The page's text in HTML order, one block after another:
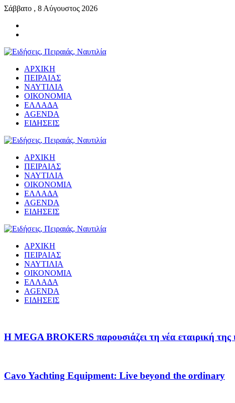
Σάββατο , 8 Αύγουστος 2026
ΑΡΧΙΚΗ
ΠΕΙΡΑΙΑΣ
ΝΑΥΤΙΛΙΑ
ΟΙΚΟΝΟΜΙΑ
ΕΛΛΑΔΑ
AGENDA
ΕΙΔΗΣΕΙΣ
ΑΡΧΙΚΗ
ΠΕΙΡΑΙΑΣ
ΝΑΥΤΙΛΙΑ
ΟΙΚΟΝΟΜΙΑ
ΕΛΛΑΔΑ
AGENDA
ΕΙΔΗΣΕΙΣ
ΑΡΧΙΚΗ
ΠΕΙΡΑΙΑΣ
ΝΑΥΤΙΛΙΑ
ΟΙΚΟΝΟΜΙΑ
ΕΛΛΑΔΑ
AGENDA
ΕΙΔΗΣΕΙΣ
Η MEGA BROKERS παρουσιάζει τη νέα εταιρική της
Cavo Yachting Equipment: Live beyond the ordinary